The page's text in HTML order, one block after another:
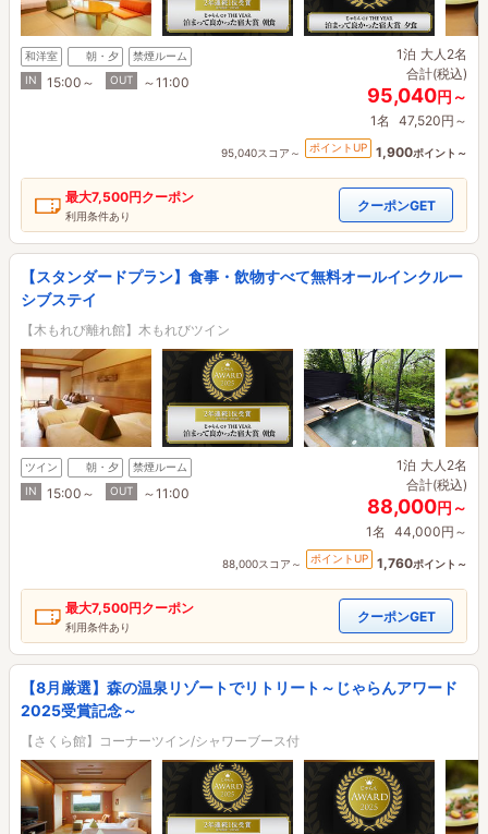
和洋室 朝・夕
禁煙ルーム
IN
15:00～ OUT ～11:00
1泊 大人2名
合計(税込)
95,040円～
1名 47,520円～
95,040スコア～ ポイントUP 1,900ポイント～
最大7,500円クーポン
利用条件あり
クーポンGET
【スタンダードプラン】食事・飲物すべて無料オールインクルー
シブステイ
【木もれび離れ館】木もれびツイン
ツイン 朝・夕
禁煙ルーム
IN
15:00～ OUT ～11:00
1泊 大人2名
合計(税込)
88,000円～
1名 44,000円～
88,000スコア～ ポイントUP 1,760ポイント～
最大7,500円クーポン
利用条件あり
クーポンGET
【8月厳選】森の温泉リゾートでリトリート～じゃらんアワード
2025受賞記念～
【さくら館】コーナーツイン/シャワーブース付